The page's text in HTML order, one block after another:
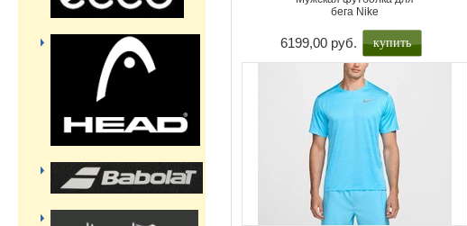
бега Nike
6199,00 руб. купить